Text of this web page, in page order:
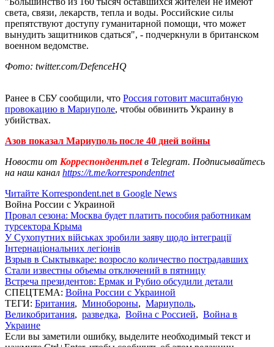
света, связи, лекарств, тепла и воды. Российские силы
препятствуют доступу гуманитарной помощи, что может
вынудить защитников сдаться", - подчеркнули в британском
военном ведомстве.
Фото: twitter.com/DefenceHQ
Ранее в СБУ сообщили, что Россия готовит масштабную
провокацию в Мариуполе, чтобы обвинить Украину в
убийствах.
Азов показал Мариуполь после 40 дней войны
Новости от Корреспондент.netв Telegram. Подписывайтесь
на наш канал https://t.me/korrespondentnet
Читайте Korrespondent.net в Google News
Война России с Украиной
Провал сезона: Москва будет платить пособия работникам
турсектора Крыма
У Сухопутних військах зробили заяву щодо інтеграції
Інтернаціональних легіонів
Взрыв в Сыктывкаре: возросло количество пострадавших
Стали известны объемы отключений в пятницу
Встреча президентов: Ермак и Рубио обсудили детали
СПЕЦТЕМА: Война России с Украиной
ТЕГИ: Британия, Минобороны, Мариуполь,
Великобритания, разведка, Война с Россией, Война в
Украине
Если вы заметили ошибку, выделите необходимый текст и